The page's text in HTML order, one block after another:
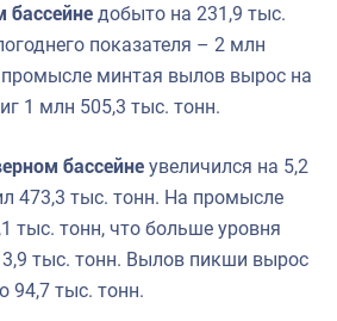
бассейне добыто на 231,9 тыс.
показателя – 2 млн
минтая вылов вырос на
1 млн 505,3 тыс. тонн.
бассейне увеличился на 5,2
473,3 тыс. тонн. На промысле
тыс. тонн, что больше уровня
тыс. тонн. Вылов пикши вырос
94,7 тыс. тонн.